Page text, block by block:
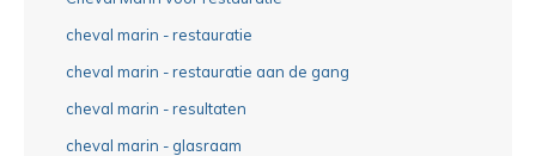
cheval marin - restauratie
cheval marin - restauratie aan de gang
cheval marin - resultaten
cheval marin - glasraam